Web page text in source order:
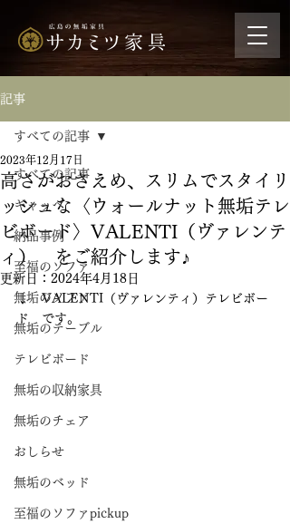
記事
すべての記事
ギャッベ
納品事例
至福のソファ
無垢のソファ
無垢のテーブル
テレビボード
無垢の収納家具
無垢のチェア
おしらせ
無垢のベッド
至福のソファpickup
すべての記事
高さがおさえめ、スリムでスタイリ
ッシュな〈ウォールナット無垢テレ
ビボード〉VALENTI（ヴァレンテ
ィ） をご紹介します♪
2023年12月17日
更新日： 2024年4月18日
↓　VALENTI（ヴァレンティ）テレビボー
ド　です。